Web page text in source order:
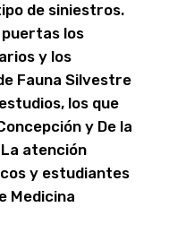
de siniestros.
los
y los
Fauna Silvestre
los que
y De la
atención
y estudiantes
Medicina